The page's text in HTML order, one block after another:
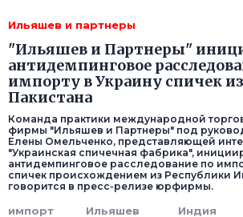
Ильяшев и партнеры
"Ильяшев и Партнеры"
антидемпинговое
импорту в Украину спичек
Пакистана
Команда практики международной
фирмы "Ильяшев и Партнеры" под
Елены Омельченко, представляющей
"Украинская спичечная фабрика",
антидемпинговое расследование по
спичек происхождением из Республики
говорится в пресс-релизе юрфирмы.
импорт
Ильяшев
Индия